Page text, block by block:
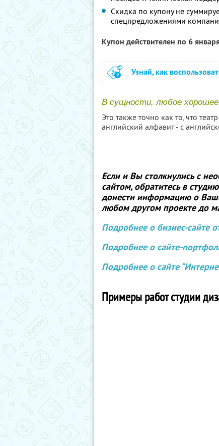
Скидка по купону не
спецпредложениями
Купон действителен по 6
Узнай, как
В сущности, любое хорошее
Это также точно как то, что
английский алфавит - с
Если и Вы столкнулись с
сайтом, обратитесь в
донести информацию о
любом другом проекте до
Подробнее о бизнес-сайте
Подробнее о сайте-
Подробнее о сайте
Примеры работ студии